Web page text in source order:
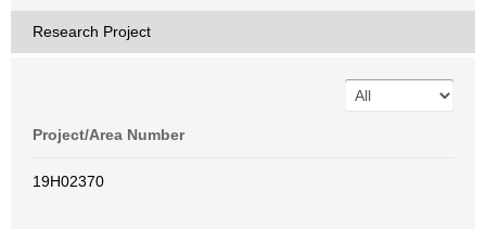
Research Project
Project/Area Number
19H02370